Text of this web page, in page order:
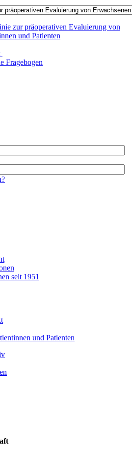
zur präoperativen Evaluierung von
und Patienten
Fragebogen
seit 1951
und Patienten